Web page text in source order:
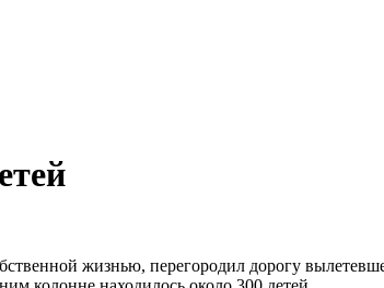
жизнью, перегородил дорогу